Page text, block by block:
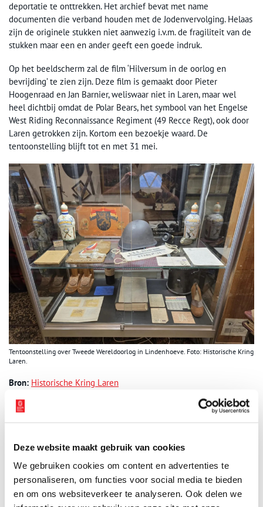
Deze website maakt gebruik van cookies
We gebruiken cookies om content en advertenties te
personaliseren, om functies voor social media te bieden
en om ons websiteverkeer te analyseren. Ook delen we
deportatie te onttrekken. Het archief bevat met name
documenten die verband houden met de Jodenvervolging. Helaas
zijn de originele stukken niet aanwezig i.v.m. de fragiliteit van de
stukken maar een en ander geeft een goede indruk.
Op het beeldscherm zal de film ‘Hilversum in de oorlog en
bevrijding’ te zien zijn. Deze film is gemaakt door Pieter
Hoogenraad en Jan Barnier, weliswaar niet in Laren, maar wel
heel dichtbij omdat de Polar Bears, het symbool van het Engelse
West Riding Reconnaissance Regiment (49 Recce Regt), ook door
Laren getrokken zijn. Kortom een bezoekje waard. De
tentoonstelling blijft tot en met 31 mei.
Tentoonstelling over Tweede Wereldoorlog in Lindenhoeve. Foto: Historische Kring
Laren.
Bron: Historische Kring Laren
Publicatiedatum: 30/04/2025
Ontvang de nieuwsbrief
Wilt u op de hoogte blijven van de mooiste verhalen en het